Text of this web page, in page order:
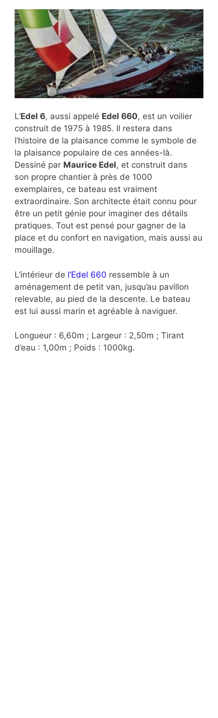
L’Edel 6, aussi appelé Edel 660, est un voilier
construit de 1975 à 1985. Il restera dans
l’histoire de la plaisance comme le symbole de
la plaisance populaire de ces années-là.
Dessiné par Maurice Edel, et construit dans
son propre chantier à près de 1000
exemplaires, ce bateau est vraiment
extraordinaire. Son architecte était connu pour
être un petit génie pour imaginer des détails
pratiques. Tout est pensé pour gagner de la
place et du confort en navigation, mais aussi au
mouillage.
L’intérieur de l’Edel 660 ressemble à un
aménagement de petit van, jusqu’au pavillon
relevable, au pied de la descente. Le bateau
est lui aussi marin et agréable à naviguer.
Longueur : 6,60m ; Largeur : 2,50m ; Tirant
d’eau : 1,00m ; Poids : 1000kg.